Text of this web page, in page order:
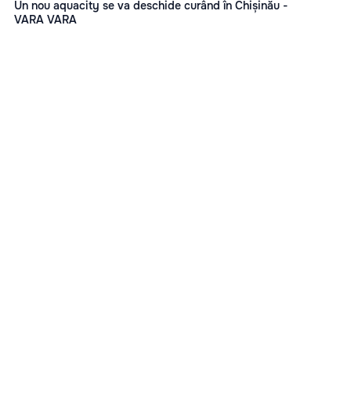
Un nou aquacity se va deschide curând în Chișinău -
VARA VARA